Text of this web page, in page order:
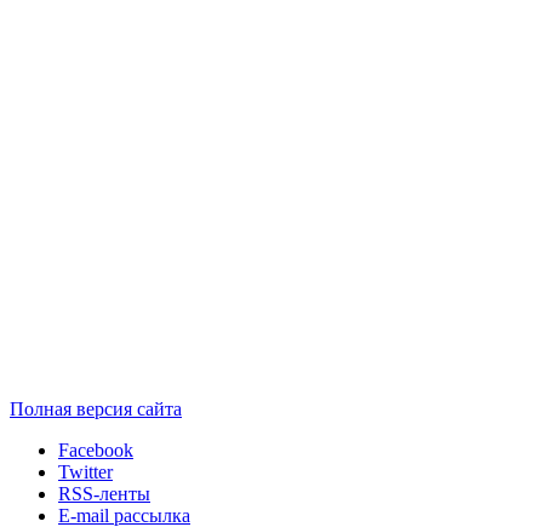
Полная версия сайта
Facebook
Twitter
RSS-ленты
E-mail рассылка